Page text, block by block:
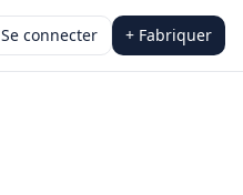
Se connecter + Fabriquer